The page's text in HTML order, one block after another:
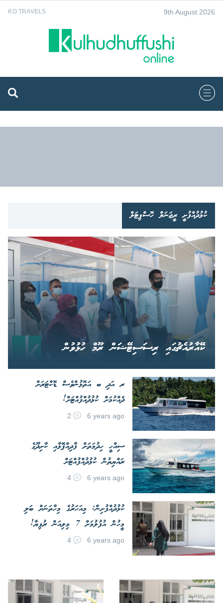
KO TRAVELS 9th August 2026
ކުޅުދުއްފުށީ ރީޖަނަލް ހޮސްޕިޓަލް
ކޭއާރުއެޗުގައި ރިސަސިޓޭޝަން ރޫމް ހުޅުވުން
ރ އަދި ބ އަތޮޅުންވެސް ޑޮކްޓަރަށް
ދެއްކުމަށް ކުޅުދުއްފުއްޓަށް!
6 years ago
2
ސިއްހީ ހިދުމަތަށް ފާދިއްޕޮޅާއި ކާށިދޫގެ
ރައްޔިތުން ކުޅުދުއްފުއްޓަށް
6 years ago
4
ކުޅުދުއްފުށިން: މިއަހަރުގެ މިހާތަނަށް ބަލި
މީހުން އުފުލުމަށް 7 މިލިއަން ރުފިޔާ!
6 years ago
4